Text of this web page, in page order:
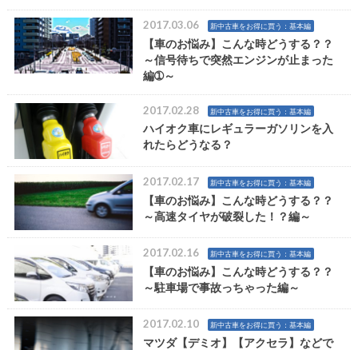
2017.03.06 新中古車をお得に買う：基本編
【車のお悩み】こんな時どうする？？
～信号待ちで突然エンジンが止まった
編➀～
2017.02.28 新中古車をお得に買う：基本編
ハイオク車にレギュラーガソリンを入
れたらどうなる？
2017.02.17 新中古車をお得に買う：基本編
【車のお悩み】こんな時どうする？？
～高速タイヤが破裂した！？編～
2017.02.16 新中古車をお得に買う：基本編
【車のお悩み】こんな時どうする？？
～駐車場で事故っちゃった編～
2017.02.10 新中古車をお得に買う：基本編
マツダ【デミオ】【アクセラ】などで